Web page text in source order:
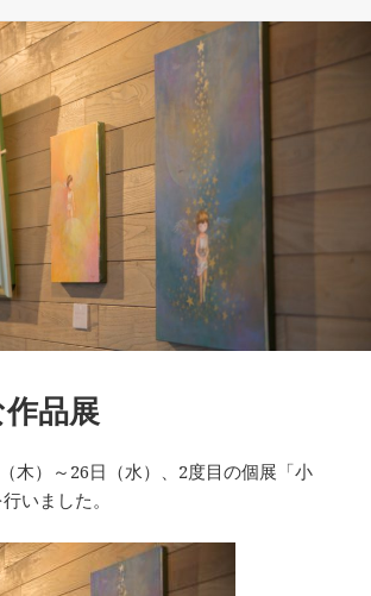
リ
ー
品展
木）～26日（水）、2度目の個展「小
いました。